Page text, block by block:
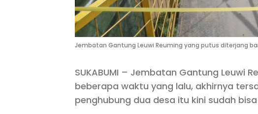
Jembatan Gantung Leuwi Reuming yang putus diterjang
SUKABUMI – Jembatan Gantung Leuwi
beberapa waktu yang lalu, akhirnya
penghubung dua desa itu kini sudah